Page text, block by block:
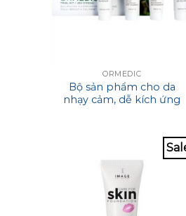
ORMEDIC
Bộ sản phẩm cho da
nhạy cảm, dễ kích ứng